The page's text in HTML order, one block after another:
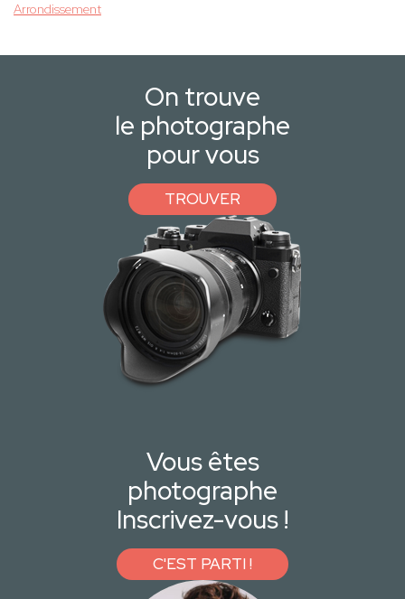
Arrondissement
On trouve
le photographe
pour vous
TROUVER
Vous êtes
photographe
Inscrivez-vous !
C'EST PARTI !